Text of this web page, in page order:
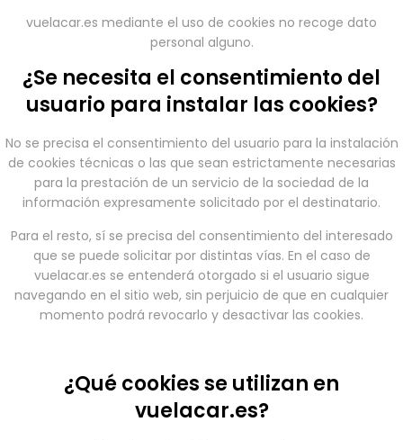
vuelacar.es mediante el uso de cookies no recoge dato
personal alguno.
¿Se necesita el consentimiento del
usuario para instalar las cookies?
No se precisa el consentimiento del usuario para la instalación
de cookies técnicas o las que sean estrictamente necesarias
para la prestación de un servicio de la sociedad de la
información expresamente solicitado por el destinatario.
Para el resto, sí se precisa del consentimiento del interesado
que se puede solicitar por distintas vías. En el caso de
vuelacar.es se entenderá otorgado si el usuario sigue
navegando en el sitio web, sin perjuicio de que en cualquier
momento podrá revocarlo y desactivar las cookies.
¿Qué cookies se utilizan en
vuelacar.es?